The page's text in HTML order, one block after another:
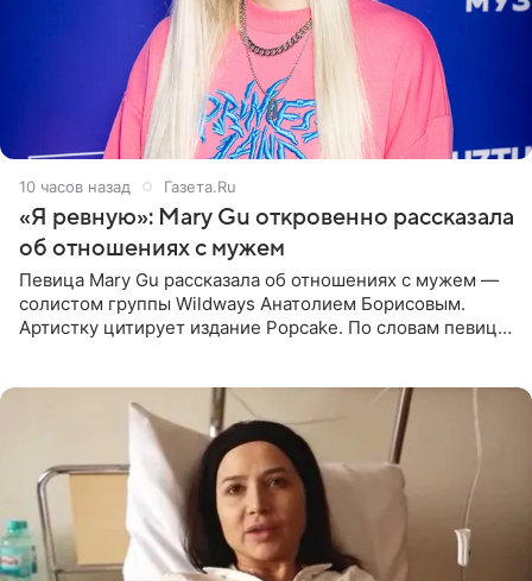
10 часов назад Газета.Ru
«Я ревную»: Mary Gu откровенно рассказала
об отношениях с мужем
Певица Mary Gu рассказала об отношениях с мужем —
солистом группы Wildways Анатолием Борисовым.
Артистку цитирует издание Popcake. По словам певицы,